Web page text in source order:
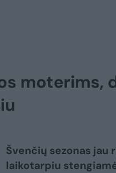
moterims,
Švenčių sezonas jau
laikotarpiu